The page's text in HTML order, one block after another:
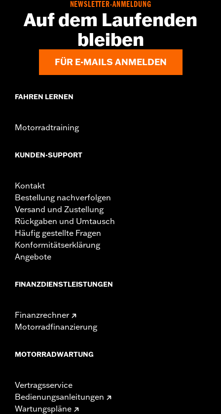
NEWSLETTER-ANMELDUNG
Auf dem Laufenden
bleiben
FÜR E-MAILS ANMELDEN
FAHREN LERNEN
Motorradtraining
KUNDEN-SUPPORT
Kontakt
Bestellung nachverfolgen
Versand und Zustellung
Rückgaben und Umtausch
Häufig gestellte Fragen
Konformitätserklärung
Angebote
FINANZDIENSTLEISTUNGEN
Finanzrechner
Motorradfinanzierung
MOTORRADWARTUNG
Vertragsservice
Bedienungsanleitungen
Wartungspläne